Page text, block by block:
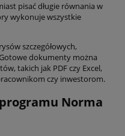
pisać długie równania w
wykonuje wszystkie
szczegółowych,
dokumenty można
takich jak PDF czy Excel,
czy inwestorom.
Norma